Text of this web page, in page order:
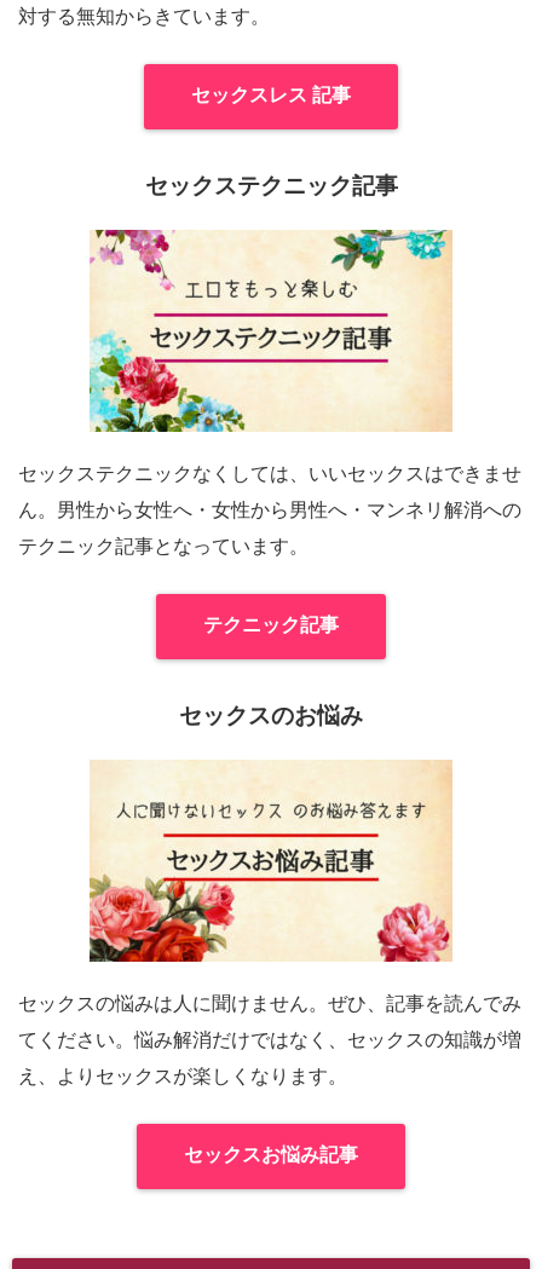
対する無知からきています。
セックスレス 記事
セックステクニック記事
セックステクニックなくしては、いいセックスはできませ
ん。男性から女性へ・女性から男性へ・マンネリ解消への
テクニック記事となっています。
テクニック記事
セックスのお悩み
セックスの悩みは人に聞けません。ぜひ、記事を読んでみ
てください。悩み解消だけではなく、セックスの知識が増
え、よりセックスが楽しくなります。
セックスお悩み記事